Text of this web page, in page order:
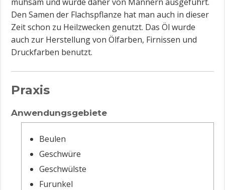
Den Samen der Flachspflanze hat man auch in dieser
Zeit schon zu Heilzwecken genutzt. Das Öl wurde
auch zur Herstellung von Ölfarben, Firnissen und
Druckfarben benutzt.
Praxis
Anwendungsgebiete
Beulen
Geschwüre
Geschwülste
Furunkel